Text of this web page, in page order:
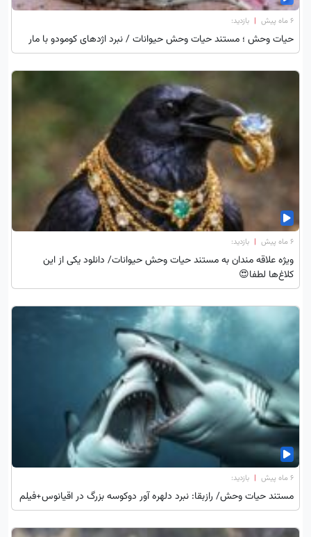
۶ ماه پیش | بازدید:
حیات وحش ؛ مستند حیات وحش حیوانات / نبرد اژدهای کومودو با مار
۶ ماه پیش | بازدید:
ویژه علاقه مندان به مستند حیات وحش حیوانات/ دانلود یکی از این
کلاغ‌ها لطفا😍
۶ ماه پیش | بازدید:
مستند حیات وحش/ رازبقا: نبرد دلهره آور دوکوسه‌ بزرگ در اقیانوس+فیلم